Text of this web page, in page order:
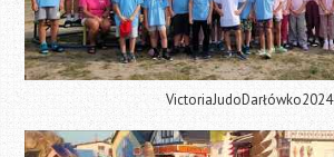
VictoriaJudoDarłówko2024